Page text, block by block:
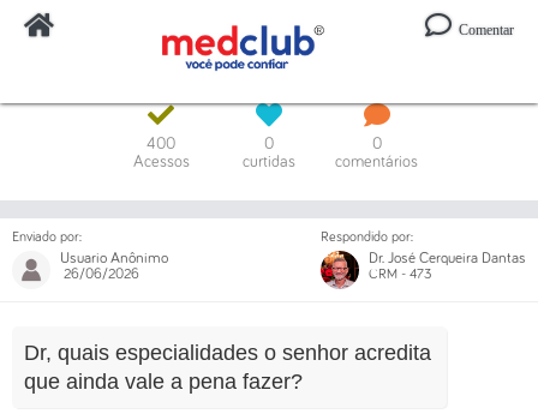
Comentar
Digite o código ou um trecho da mensagem
400
Acessos
0
curtidas
0
comentários
Enviado por:
Usuario Anônimo
26/06/2026
Respondido por:
Dr. José Cerqueira Dantas
CRM - 473
Dr, quais especialidades o senhor acredita
que ainda vale a pena fazer?